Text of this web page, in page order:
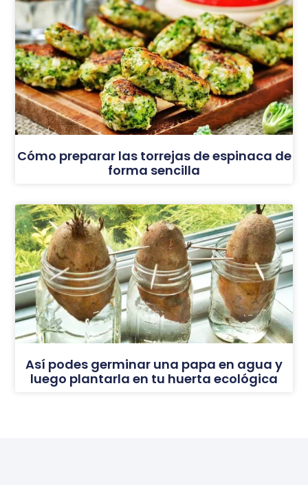
Cómo preparar las torrejas de espinaca de
forma sencilla
Así podes germinar una papa en agua y
luego plantarla en tu huerta ecológica